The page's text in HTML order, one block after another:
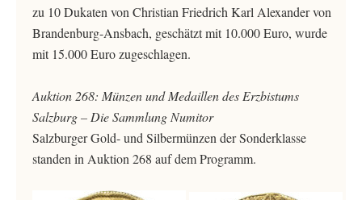
zu 10 Dukaten von Christian Friedrich Karl Alexander von
Brandenburg-Ansbach, geschätzt mit 10.000 Euro, wurde
mit 15.000 Euro zugeschlagen.
Auktion 268: Münzen und Medaillen des Erzbistums
Salzburg – Die Sammlung Numitor
Salzburger Gold- und Silbermünzen der Sonderklasse
standen in Auktion 268 auf dem Programm.